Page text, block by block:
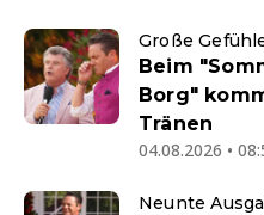
Große
Beim
Borg"
Tränen
04.08.2026 •
Neunte